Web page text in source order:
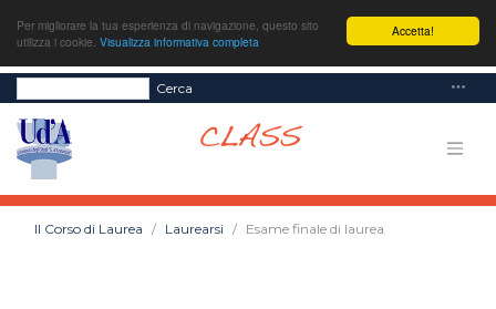
Accetta!
Per migliorare la tua esperienza di navigazione, questo sito
utilizza i cookie. Visualizza informativa completa
Cerca
Il Corso di Laurea Laurearsi Esame finale di laurea